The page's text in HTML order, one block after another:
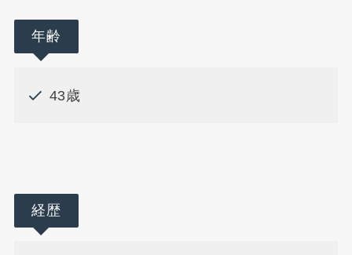
年齢
43歳
経歴